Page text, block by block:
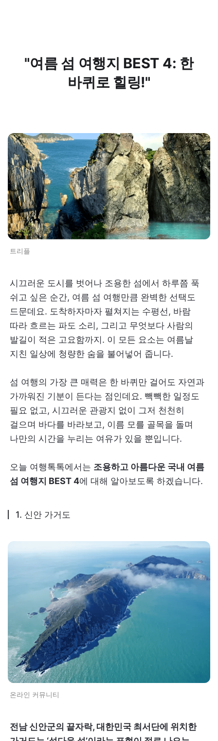
"여름 섬 여행지 BEST 4: 한
바퀴로 힐링!"
트리플
시끄러운 도시를 벗어나 조용한 섬에서 하루쯤 푹
쉬고 싶은 순간, 여름 섬 여행만큼 완벽한 선택도
드문데요. 도착하자마자 펼쳐지는 수평선, 바람
따라 흐르는 파도 소리, 그리고 무엇보다 사람의
발길이 적은 고요함까지. 이 모든 요소는 여름날
지친 일상에 청량한 숨을 불어넣어 줍니다.
섬 여행의 가장 큰 매력은 한 바퀴만 걸어도 자연과
가까워진 기분이 든다는 점인데요. 빽빽한 일정도
필요 없고, 시끄러운 관광지 없이 그저 천천히
걸으며 바다를 바라보고, 이름 모를 골목을 돌며
나만의 시간을 누리는 여유가 있을 뿐입니다.
오늘 여행톡톡에서는 조용하고 아름다운 국내 여름
섬 여행지 BEST 4에 대해 알아보도록 하겠습니다.
1. 신안 가거도
온라인 커뮤니티
전남 신안군의 끝자락, 대한민국 최서단에 위치한